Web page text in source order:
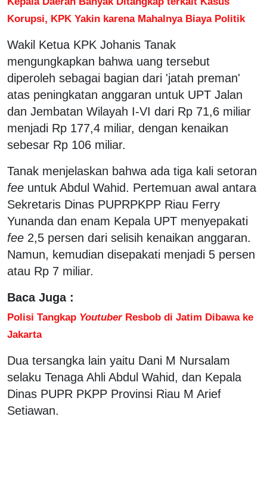
Korupsi, KPK Yakin karena Mahalnya Biaya Politik
Wakil Ketua KPK Johanis Tanak
mengungkapkan bahwa uang tersebut
diperoleh sebagai bagian dari 'jatah preman'
atas peningkatan anggaran untuk UPT Jalan
dan Jembatan Wilayah I-VI dari Rp 71,6 miliar
menjadi Rp 177,4 miliar, dengan kenaikan
sebesar Rp 106 miliar.
Tanak menjelaskan bahwa ada tiga kali setoran
fee untuk Abdul Wahid. Pertemuan awal antara
Sekretaris Dinas PUPRPKPP Riau Ferry
Yunanda dan enam Kepala UPT menyepakati
fee 2,5 persen dari selisih kenaikan anggaran.
Namun, kemudian disepakati menjadi 5 persen
atau Rp 7 miliar.
Baca Juga :
Polisi Tangkap YoutuberResbob di Jatim Dibawa ke
Jakarta
Dua tersangka lain yaitu Dani M Nursalam
selaku Tenaga Ahli Abdul Wahid, dan Kepala
Dinas PUPR PKPP Provinsi Riau M Arief
Setiawan.